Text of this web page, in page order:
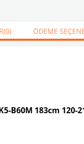
(0) ÖDEME
B60M 183cm 120-